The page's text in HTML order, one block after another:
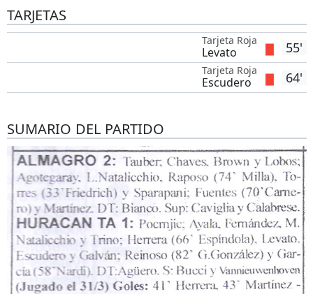
TARJETAS
55'
Tarjeta Roja
Levato
64'
Tarjeta Roja
Escudero
SUMARIO DEL PARTIDO